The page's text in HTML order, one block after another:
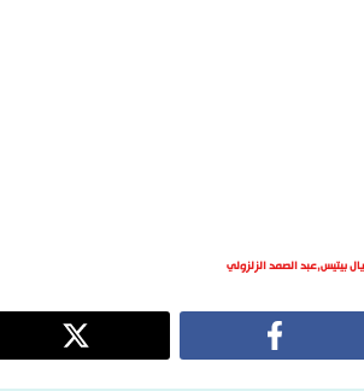
بيتيس,عبد الصمد الزلزولي